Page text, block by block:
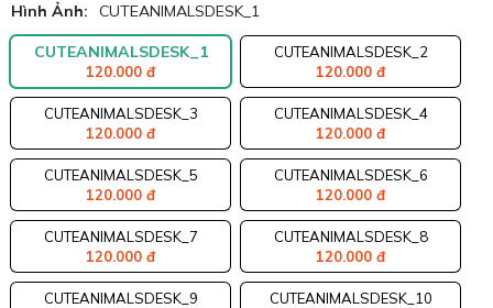
Hình Ảnh: CUTEANIMALSDESK_1
CUTEANIMALSDESK_1
120.000 đ
CUTEANIMALSDESK_2
120.000 đ
CUTEANIMALSDESK_3
120.000 đ
CUTEANIMALSDESK_4
120.000 đ
CUTEANIMALSDESK_5
120.000 đ
CUTEANIMALSDESK_6
120.000 đ
CUTEANIMALSDESK_7
120.000 đ
CUTEANIMALSDESK_8
120.000 đ
CUTEANIMALSDESK_9
CUTEANIMALSDESK_10